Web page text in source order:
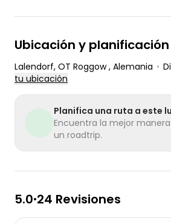
Ubicación y
Lalendorf, OT Roggow, Alemania •
tu ubicación
Planifica una ruta a este
Encuentra la mejor
un roadtrip.
5.0•24 Revisiones